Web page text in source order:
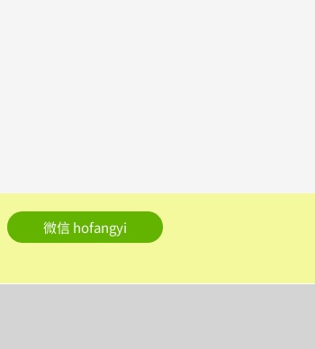
微信 hofangyi